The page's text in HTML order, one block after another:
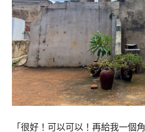
「很好！可以可以！再給我一個